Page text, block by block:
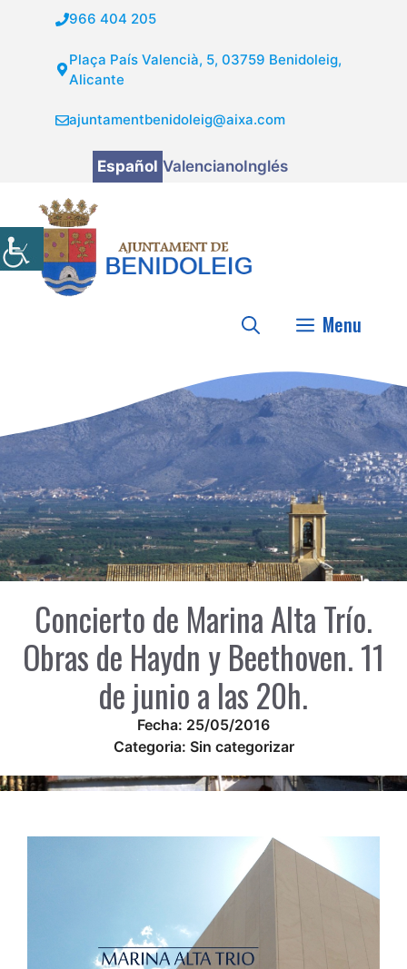
contenido
966 404 205
Plaça País Valencià, 5, 03759 Benidoleig,
Alicante
ajuntamentbenidoleig@aixa.com
Español ValencianoInglés
Menu
Concierto de Marina Alta Trío.
Obras de Haydn y Beethoven. 11
de junio a las 20h.
Fecha: 25/05/2016
Categoria: Sin categorizar